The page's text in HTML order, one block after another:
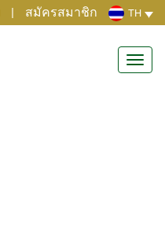
| สมัครสมาชิก TH